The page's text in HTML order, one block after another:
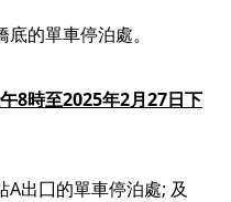
的單車停泊處。
8時至2025年2月27日下
A出囗的單車停泊處; 及